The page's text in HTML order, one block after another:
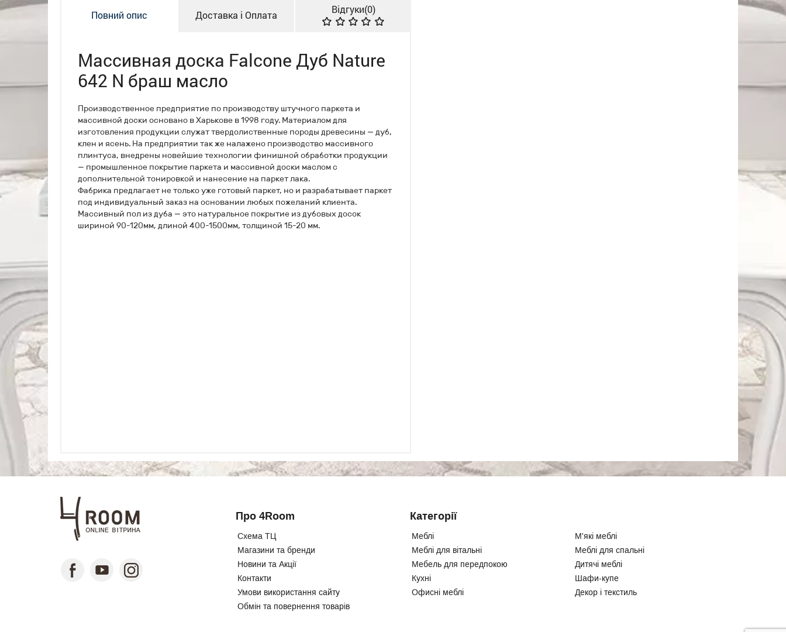
Повний опис Доставка і Оплата Відгуки(0)
Массивная доска Falcone Дуб Nature
642 N браш масло
Производственное предприятие по производству штучного паркета и
массивной доски основано в Харькове в 1998 году. Материалом для
изготовления продукции служат твердолиственные породы древесины — дуб,
клен и ясень. На предприятии так же налажено производство массивного
плинтуса, внедрены новейшие технологии финишной обработки продукции
— промышленное покрытие паркета и массивной доски маслом с
дополнительной тонировкой и нанесение на паркет лака.
Фабрика предлагает не только уже готовый паркет, но и разрабатывает паркет
под индивидуальный заказ на основании любых пожеланий клиента.
Массивный пол из дуба — это натуральное покрытие из дубовых досок
шириной 90-120мм, длиной 400-1500мм, толщиной 15-20 мм.
Про 4Room
Схема ТЦ
Магазини та бренди
Новини та Акції
Контакти
Умови використання сайту
Обмін та повернення товарів
Категорії
Меблі
М'які меблі
Меблі для вітальні
Меблі для спальні
Мебель для передпокою
Дитячі меблі
Кухні
Шафи-купе
Офисні меблі
Декор і текстиль